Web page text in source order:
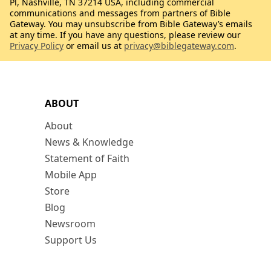
ABOUT
About
News & Knowledge
Statement of Faith
Mobile App
Store
Blog
Newsroom
Support Us
communications and messages from partners of Bible
Gateway. You may unsubscribe from Bible Gateway’s emails
at any time. If you have any questions, please review our
Privacy Policy or email us at privacy@biblegateway.com.